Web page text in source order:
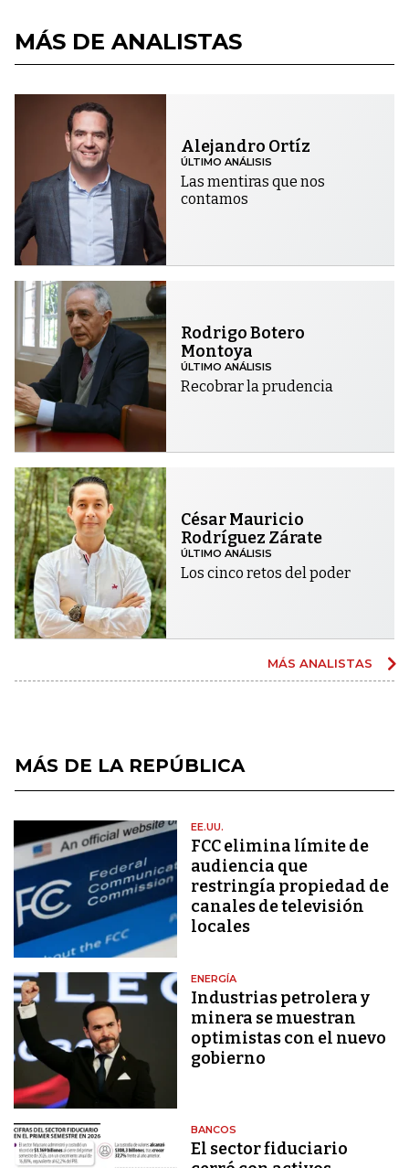
MÁS DE ANALISTAS
Alejandro Ortíz
ÚLTIMO ANÁLISIS
Las mentiras que nos
contamos
Rodrigo Botero
Montoya
ÚLTIMO ANÁLISIS
Recobrar la prudencia
César Mauricio
Rodríguez Zárate
ÚLTIMO ANÁLISIS
Los cinco retos del poder
MÁS ANALISTAS
MÁS DE LA REPÚBLICA
EE.UU.
FCC elimina límite de
audiencia que
restringía propiedad de
canales de televisión
locales
ENERGÍA
Industrias petrolera y
minera se muestran
optimistas con el nuevo
gobierno
BANCOS
El sector fiduciario